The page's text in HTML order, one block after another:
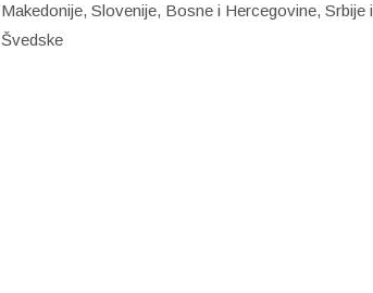
Makedonije, Slovenije, Bosne i Hercegovine, Srbije i
Švedske